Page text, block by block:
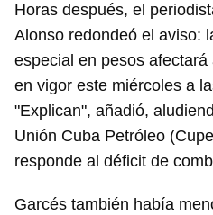
Horas después, el
Alonso redondeó el aviso:
especial en pesos
en vigor este miércoles a
"Explican", añadió,
Unión Cuba Petróleo
responde al déficit de
Garcés también había